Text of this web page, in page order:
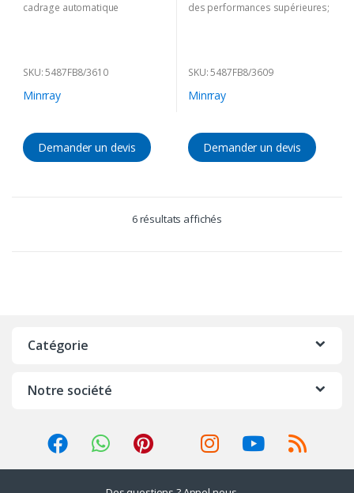
cadrage automatique
SKU: 5487FB8/3610
Minrray
Demander un devis
des performances supérieures;
SKU: 5487FB8/3609
Minrray
Demander un devis
6 résultats affichés
Catégorie
Notre société